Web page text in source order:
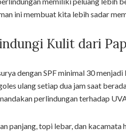
ini membuat kita lebih sadar
Kulit dari
dengan SPF minimal 30
ulang setiap dua jam saat
perlindungan terhadap
panjang, topi lebar, dan